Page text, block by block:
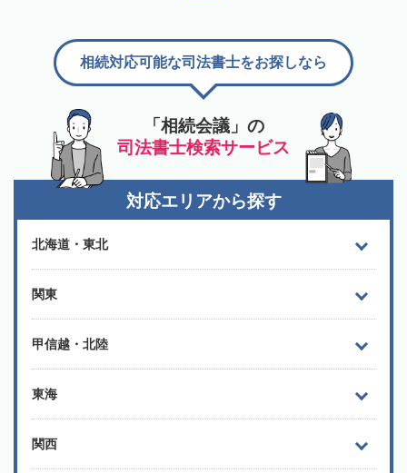
「相続会議」の
司法書士検索サービス
相続対応可能な司法書士をお探しなら
対応エリアから探す
北海道・東北
関東
甲信越・北陸
東海
関西